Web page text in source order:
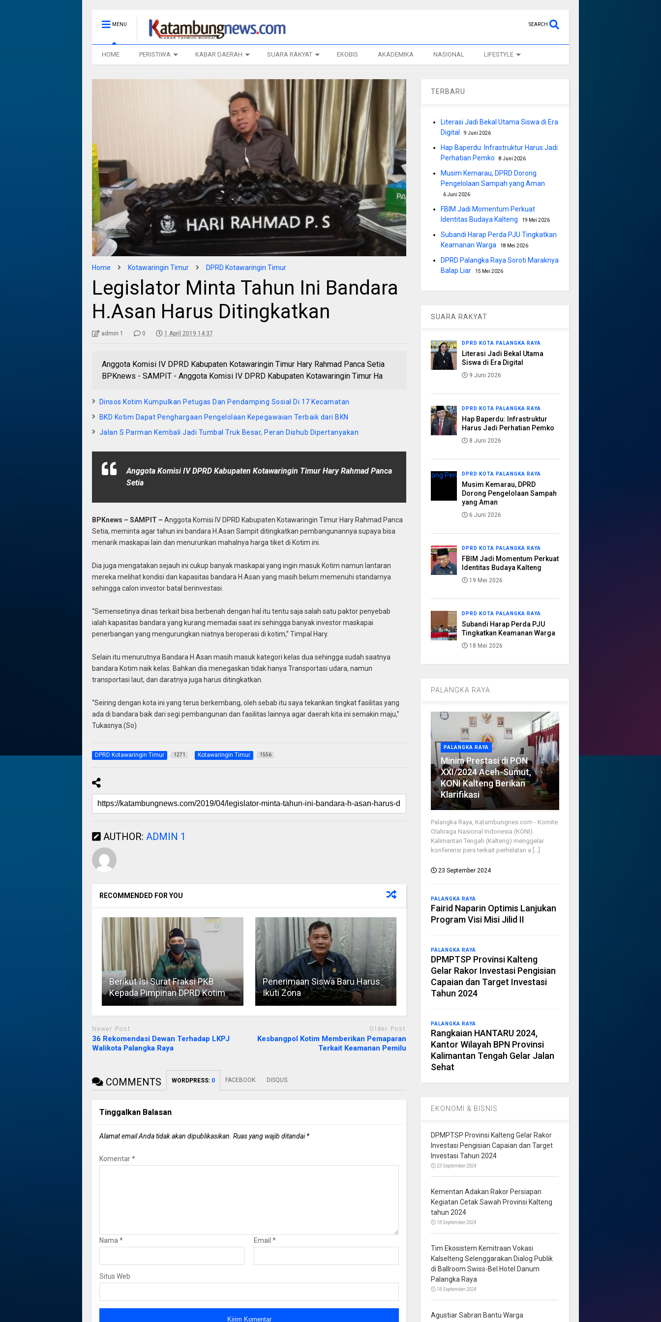
MENU SEARCH
HOME PERISTIWA KABAR DAERAH SUARA RAKYAT EKOBIS AKADEMIKA NASIONAL LIFESTYLE
Home Kotawaringin Timur DPRD Kotawaringin Timur
Legislator Minta Tahun Ini Bandara
H.Asan Harus Ditingkatkan
admin 1 0 1 April 2019 14:37
Anggota Komisi IV DPRD Kabupaten Kotawaringin Timur Hary Rahmad Panca Setia
BPKnews - SAMPIT - Anggota Komisi IV DPRD Kabupaten Kotawaringin Timur Ha
Dinsos Kotim Kumpulkan Petugas Dan Pendamping Sosial Di 17 Kecamatan
BKD Kotim Dapat Penghargaan Pengelolaan Kepegawaian Terbaik dari BKN
Jalan S Parman Kembali Jadi Tumbal Truk Besar, Peran Dishub Dipertanyakan
Anggota Komisi IV DPRD Kabupaten Kotawaringin Timur Hary Rahmad Panca
Setia
BPKnews – SAMPIT – Anggota Komisi IV DPRD Kabupaten Kotawaringin Timur Hary Rahmad Panca
Setia, meminta agar tahun ini bandara H.Asan Sampit ditingkatkan pembangunannya supaya bisa
menarik maskapai lain dan menurunkan mahalnya harga tiket di Kotim ini.
Dia juga mengatakan sejauh ini cukup banyak maskapai yang ingin masuk Kotim namun lantaran
mereka melihat kondisi dan kapasitas bandara H.Asan yang masih belum memenuhi standarnya
sehingga calon investor batal berinvestasi.
“Semensetinya dinas terkait bisa berbenah dengan hal itu tentu saja salah satu paktor penyebab
ialah kapasitas bandara yang kurang memadai saat ini sehingga banyak investor maskapai
penerbangan yang mengurungkan niatnya beroperasi di kotim,” Timpal Hary.
Selain itu menurutnya Bandara H Asan masih masuk kategori kelas dua sehingga sudah saatnya
bandara Kotim naik kelas. Bahkan dia menegaskan tidak hanya Transportasi udara, namun
transportasi laut, dan daratnya juga harus ditingkatkan.
“Seiring dengan kota ini yang terus berkembang, oleh sebab itu saya tekankan tingkat fasilitas yang
ada di bandara baik dari segi pembangunan dan fasilitas lainnya agar daerah kita ini semakin maju,”
Tukasnya.(So)
DPRD Kotawaringin Timur 1271 Kotawaringin Timur 1556
AUTHOR: ADMIN 1
RECOMMENDED FOR YOU
Berikut Isi Surat Fraksi PKB
Kepada Pimpinan DPRD Kotim
Penerimaan Siswa Baru Harus
Ikuti Zona
Newer Post
36 Rekomendasi Dewan Terhadap LKPJ
Walikota Palangka Raya
Older Post
Kesbangpol Kotim Memberikan Pemaparan
Terkait Keamanan Pemilu
COMMENTS WORDPRESS: 0 FACEBOOK: DISQUS:
Tinggalkan Balasan
Alamat email Anda tidak akan dipublikasikan. Ruas yang wajib ditandai*
Komentar*
Nama * Email *
Situs Web
TERBARU
Literasi Jadi Bekal Utama Siswa di Era
Digital
9 Juni 2026
Hap Baperdu: Infrastruktur Harus Jadi
Perhatian Pemko
8 Juni 2026
Musim Kemarau, DPRD Dorong
Pengelolaan Sampah yang Aman
6 Juni 2026
FBIM Jadi Momentum Perkuat
Identitas Budaya Kalteng
19 Mei 2026
Subandi Harap Perda PJU Tingkatkan
Keamanan Warga
18 Mei 2026
DPRD Palangka Raya Soroti Maraknya
Balap Liar
15 Mei 2026
SUARA RAKYAT
DPRD KOTA PALANGKA RAYA
Literasi Jadi Bekal Utama
Siswa di Era Digital
9 Juni 2026
DPRD KOTA PALANGKA RAYA
Hap Baperdu: Infrastruktur
Harus Jadi Perhatian Pemko
8 Juni 2026
DPRD KOTA PALANGKA RAYA
Musim Kemarau, DPRD
Dorong Pengelolaan Sampah
yang Aman
6 Juni 2026
DPRD KOTA PALANGKA RAYA
FBIM Jadi Momentum Perkuat
Identitas Budaya Kalteng
19 Mei 2026
DPRD KOTA PALANGKA RAYA
Subandi Harap Perda PJU
Tingkatkan Keamanan Warga
18 Mei 2026
PALANGKA RAYA
PALANGKA RAYA
Minim Prestasi di PON
XXI/2024 Aceh-Sumut,
KONI Kalteng Berikan
Klarifikasi
Palangka Raya, Katambungnes.com - Komite
Olahraga Nasional Indonesia (KONI)
Kalimantan Tengah (Kalteng) menggelar
konferensi pers terkait perhelatan a [...]
23 September 2024
PALANGKA RAYA
Fairid Naparin Optimis Lanjukan
Program Visi Misi Jilid II
PALANGKA RAYA
DPMPTSP Provinsi Kalteng
Gelar Rakor Investasi Pengisian
Capaian dan Target Investasi
Tahun 2024
PALANGKA RAYA
Rangkaian HANTARU 2024,
Kantor Wilayah BPN Provinsi
Kalimantan Tengah Gelar Jalan
Sehat
EKONOMI & BISNIS
DPMPTSP Provinsi Kalteng Gelar Rakor
Investasi Pengisian Capaian dan Target
Investasi Tahun 2024
23 September 2024
Kementan Adakan Rakor Persiapan
Kegiatan Cetak Sawah Provinsi Kalteng
tahun 2024
18 September 2024
Tim Ekosistem Kemitraan Vokasi
Kalselteng Selenggarakan Dialog Publik
di Ballroom Swiss-Bel Hotel Danum
Palangka Raya
18 September 2024
Agustiar Sabran Bantu Warga